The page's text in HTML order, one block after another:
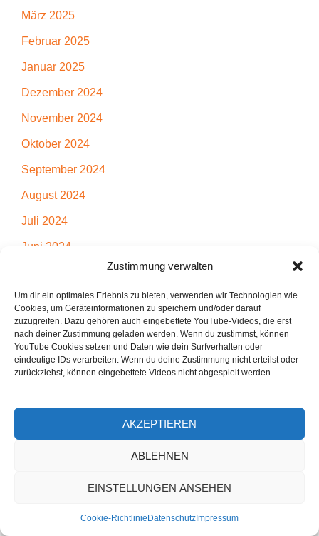
Zustimmung verwalten
Um dir ein optimales Erlebnis zu bieten, verwenden wir Technologien wie
Cookies, um Geräteinformationen zu speichern und/oder darauf
zuzugreifen. Dazu gehören auch eingebettete YouTube-Videos, die erst
nach deiner Zustimmung geladen werden. Wenn du zustimmst, können
YouTube Cookies setzen und Daten wie dein Surfverhalten oder
eindeutige IDs verarbeiten. Wenn du deine Zustimmung nicht erteilst oder
zurückziehst, können eingebettete Videos nicht abgespielt werden.
AKZEPTIEREN
ABLEHNEN
EINSTELLUNGEN ANSEHEN
Cookie-Richtlinie Datenschutz Impressum
März 2025
Februar 2025
Januar 2025
Dezember 2024
November 2024
Oktober 2024
September 2024
August 2024
Juli 2024
Juni 2024
April 2024
März 2024
Februar 2024
Januar 2024